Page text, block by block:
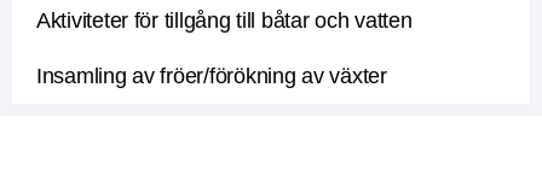
Aktiviteter för tillgång till båtar och vatten
Insamling av fröer/förökning av växter